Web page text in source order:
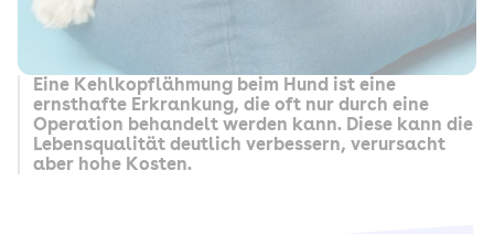
Eine Kehlkopflähmung beim Hund ist eine
ernsthafte Erkrankung, die oft nur durch eine
Operation behandelt werden kann. Diese kann die
Lebensqualität deutlich verbessern, verursacht
aber hohe Kosten.